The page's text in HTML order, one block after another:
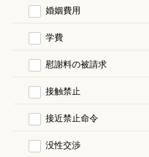
婚姻費用
学費
慰謝料の被請求
接触禁止
接近禁止命令
没性交渉